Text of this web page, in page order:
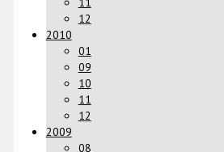
12
2010
01
09
10
11
12
2009
08